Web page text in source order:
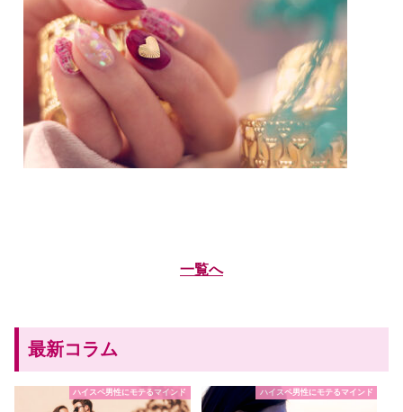
一覧へ
最新コラム
ハイスペ男性にモテるマインド ハイスペ男性にモテるマインド